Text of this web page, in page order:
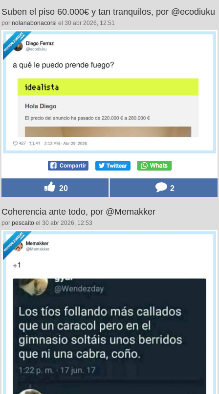
Suben el piso 60.000€ y tan tranquilos, por @ecodiuku
por nolanabonacorsi el 30 abr 2026, 12:51
20 2
Coherencia ante todo, por @Memakker
por pescaito el 30 abr 2026, 12:53